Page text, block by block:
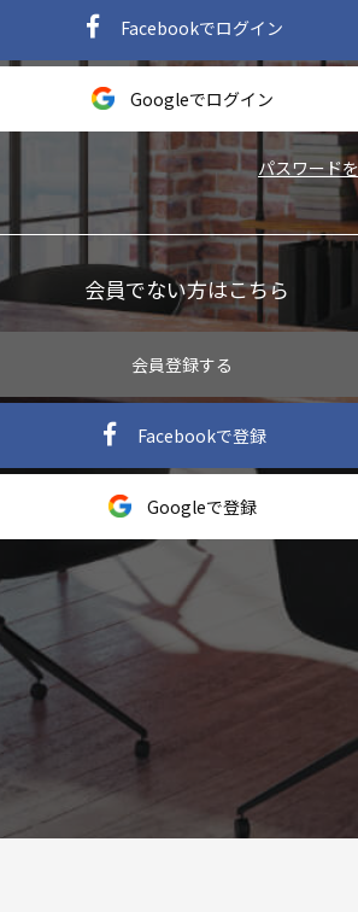
Facebookでログイン
Googleでログイン
パスワード
会員でない方はこちら
会員登録する
Facebookで登録
Googleで登録